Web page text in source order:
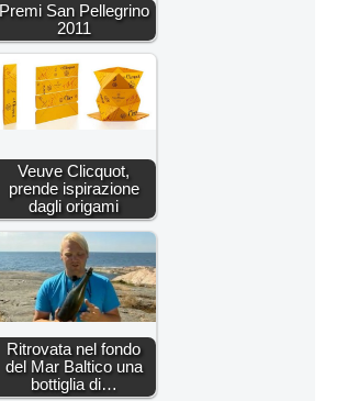
Premi San Pellegrino
2011
Veuve Clicquot,
prende ispirazione
dagli origami
Ritrovata nel fondo
del Mar Baltico una
bottiglia di…